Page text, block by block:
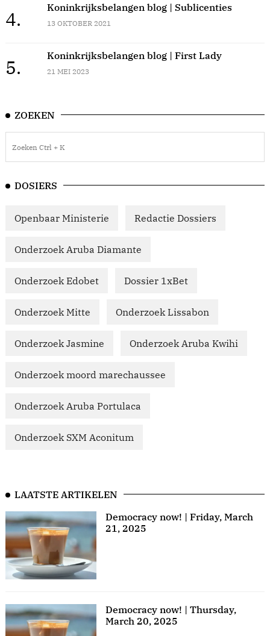
4.
Koninkrijksbelangen blog | Sublicenties
13 OKTOBER 2021
5.
Koninkrijksbelangen blog | First Lady
21 MEI 2023
ZOEKEN
DOSIERS
Openbaar Ministerie Redactie Dossiers
Onderzoek Aruba Diamante
Onderzoek Edobet Dossier 1xBet
Onderzoek Mitte Onderzoek Lissabon
Onderzoek Jasmine Onderzoek Aruba Kwihi
Onderzoek moord marechaussee
Onderzoek Aruba Portulaca
Onderzoek SXM Aconitum
LAATSTE ARTIKELEN
Democracy now! | Friday, March
21, 2025
Democracy now! | Thursday,
March 20, 2025